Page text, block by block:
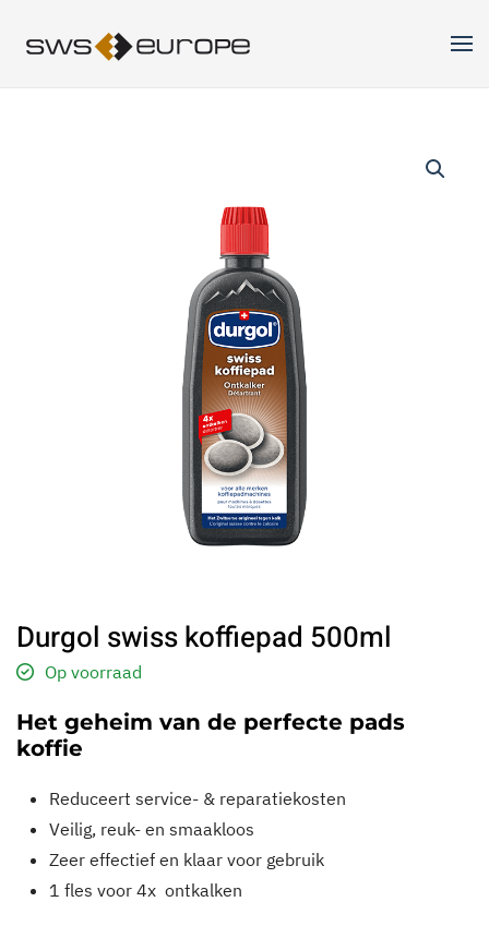
Skip to main content
Durgol swiss koffiepad 500ml
Op voorraad
Het geheim van de perfecte pads
koffie
Reduceert service- & reparatiekosten
Veilig, reuk- en smaakloos
Zeer effectief en klaar voor gebruik
1 fles voor 4x ontkalken